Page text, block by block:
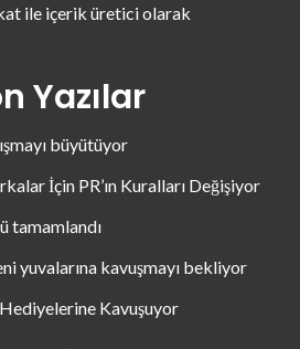
ile içerik üretici olarak
Yazılar
büyütüyor
İçin PR’ın Kuralları Değişiyor
tamamlandı
yuvalarına kavuşmayı bekliyor
Kavuşuyor